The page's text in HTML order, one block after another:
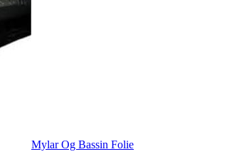
Mylar Og Bassin Folie